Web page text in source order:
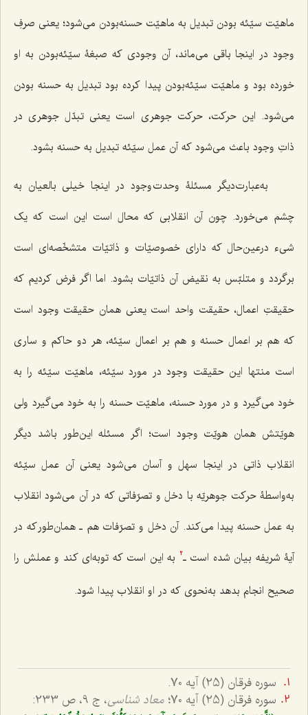
ماهیّت سیّئه بودن تبدیل به ماهیّت حسنه‌بودن می‌شود؛ یعنی صرفِ
وجود در اینجا باقی می‌ماند، آن وجودی که صبغۀ سیّئه‌بودن به او
خورده بود و ماهیّت سیّئه‌بودن پیدا کرده بود تبدیل به حسنه بودن
می‌شود. این حرکت، حرکت جوهری است یعنی تبدّل جوهری در
ذاتِ وجود باعث می‌شود که آن عمل سیّئه تبدیل به حسنه بشود.
به‌عبارت‌دیگر مسئلۀ وحدت وجود در اینجا خیلی بالعیان به
چشم می‌خورد. چون آن انقلابی که محال است این است که یک
شیء درعین‌حال که دارای خصوصیّات و ذاتیّات متشخّصه‌ای است
برگردد و متلبّس به نقیض آن ذاتیّات بشود. اما اگر فرض کردیم که
حقیقتِ اعمال، حقیقت واحد است یعنی همان حقیقت وجود است
که هم بر اعمال حسنه و هم بر اعمال سیّئه، هر دو حاکم و ساری
است منتها این حقیقت وجود در مورد سیّئه، ماهیّت سیّئه را به
خود می‌گیرد و در مورد حسنه، ماهیّت حسنه را به خود می‌گیرد ولی
هویّتش همان هویّت وجود است؛ اگر مسئله این‌طور باشد دیگر
انقلاب ذاتی در اینجا سهل و آسان می‌شود یعنی آن عمل سیّئه
به‌واسطۀ حرکت جوهریّه با دخل و تصرّفاتی که در آن می‌شود انقلاب
به عمل حسنه پیدا می‌کند. آن دخل و تصرّفات هم ـ همان‌طور که در
آیۀ شریفه بیان شده است ـ2
به این است که توبه‌ای کند و عملش را
صحیح انجام بدهد به‌نحوی که در او انقلاب پیدا شود.
سوره فرقان (25) آیه 70.
سوره فرقان (25) آیه 70؛
معاد شناسی، ج 9، ص 233: